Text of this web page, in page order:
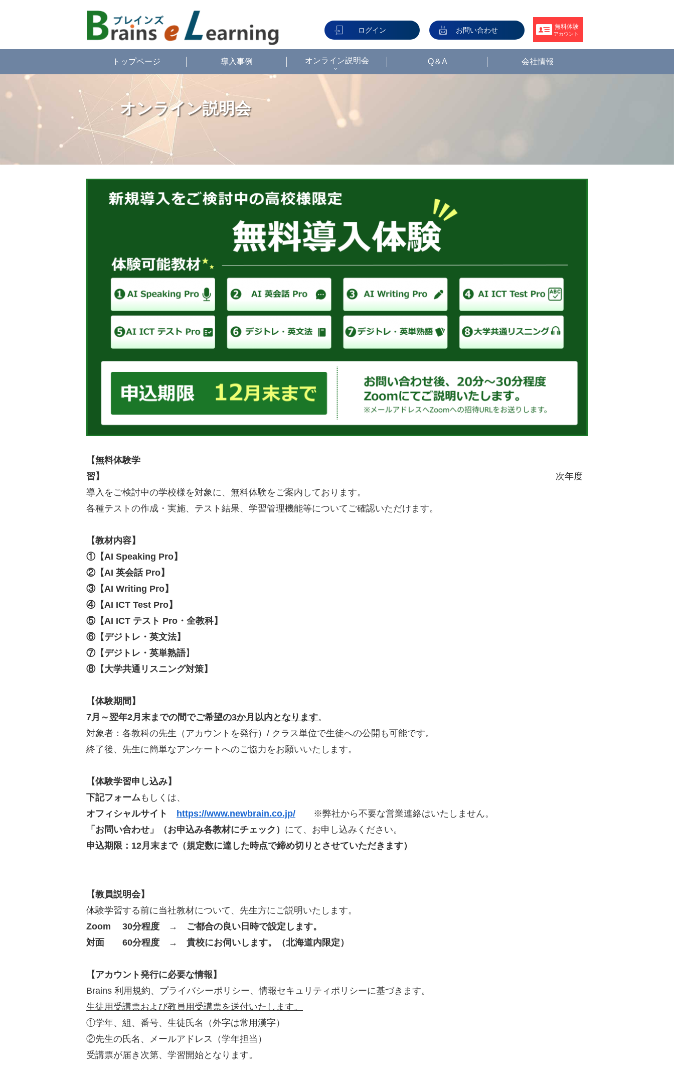
ログイン お問い合わせ 無料体験
アカウント
トップページ 導入事例 オンライン説明会 Q＆A 会社情報
オンライン説明会
【無料体験学
習】 次年度
導入をご検討中の学校様を対象に、無料体験をご案内しております。
各種テストの作成・実施、テスト結果、学習管理機能等についてご確認いただけます。
【教材内容】
①【AI Speaking Pro】
②【AI 英会話 Pro】
③【AI Writing Pro】
④【AI ICT Test Pro】
⑤【AI ICT テスト Pro・全教科】
⑥【デジトレ・英文法】
⑦【デジトレ・英単熟語】
⑧【大学共通リスニング対策】
【体験期間】
7月～翌年2月末までの間でご希望の3か月以内となります。
対象者：各教科の先生（アカウントを発行）/ クラス単位で生徒への公開も可能です。
終了後、先生に簡単なアンケートへのご協力をお願いいたします。
【体験学習申し込み】
下記フォームもしくは、
オフィシャルサイト
https://www.newbrain.co.jp/
※弊社から不要な営業連絡はいたしません。
「お問い合わせ」（お申込み各教材にチェック） にて、お申し込みください。
申込期限：12月末まで（規定数に達した時点で締め切りとさせていただきます）
【教員説明会】
体験学習する前に当社教材について、先生方にご説明いたします。
Zoom 30分程度 → ご都合の良い日時で設定します。
対面 60分程度 → 貴校にお伺いします。（北海道内限定）
【アカウント発行に必要な情報】
Brains 利用規約、プライバシーポリシー、情報セキュリティポリシーに基づきます。
生徒用受講票および教員用受講票を送付いたします。
①学年、組、番号、生徒氏名（外字は常用漢字）
②先生の氏名、メールアドレス（学年担当）
受講票が届き次第、学習開始となります。